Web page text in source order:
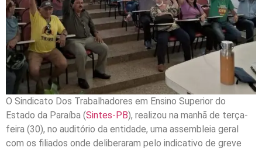
O Sindicato Dos Trabalhadores em Ensino Superior do
Estado da Paraíba (Sintes-PB), realizou na manhã de terça-
feira (30), no auditório da entidade, uma assembleia geral
com os filiados onde deliberaram pelo indicativo de greve